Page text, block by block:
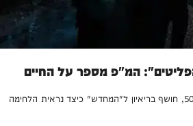
המ"פ מספר על החיים
רס"ן ג', מ"פ רובאית בגדוד 50, חושף בריאיון ל"המחדש" כיצד נראית הלחימה